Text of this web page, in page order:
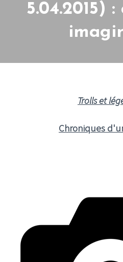
5.04.2015)
Trolls et
Chroniques